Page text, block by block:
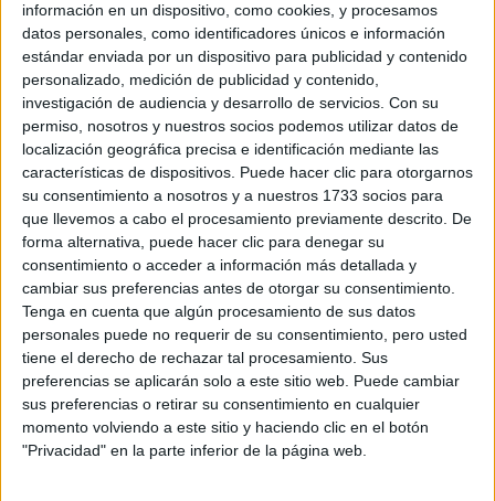
información en un dispositivo, como cookies, y procesamos
datos personales, como identificadores únicos e información
estándar enviada por un dispositivo para publicidad y contenido
personalizado, medición de publicidad y contenido,
investigación de audiencia y desarrollo de servicios. Con su
permiso, nosotros y nuestros socios podemos utilizar datos de
localización geográfica precisa e identificación mediante las
características de dispositivos. Puede hacer clic para otorgarnos
su consentimiento a nosotros y a nuestros 1733 socios para
que llevemos a cabo el procesamiento previamente descrito. De
forma alternativa, puede hacer clic para denegar su
consentimiento o acceder a información más detallada y
cambiar sus preferencias antes de otorgar su consentimiento.
Tenga en cuenta que algún procesamiento de sus datos
personales puede no requerir de su consentimiento, pero usted
tiene el derecho de rechazar tal procesamiento. Sus
preferencias se aplicarán solo a este sitio web. Puede cambiar
sus preferencias o retirar su consentimiento en cualquier
momento volviendo a este sitio y haciendo clic en el botón
"Privacidad" en la parte inferior de la página web.
Sobre ti
Soy:*
Chico
Chica
¿En qué año terminas (o terminaste) bachillerato o FP?
Soy estudiante de:*
Términos y Condiciones de Uso
Aceptolos Términos y Condicionesde uso*